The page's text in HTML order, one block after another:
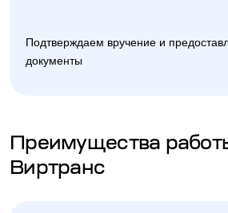
Подтверждаем вручение и
документы
Преимущества
Виртранс